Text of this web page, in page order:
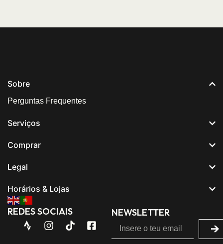
Sobre
Perguntas Frequentes
Serviços
Comprar
Legal
Horários & Lojas
REDES SOCIAIS NEWSLETTER